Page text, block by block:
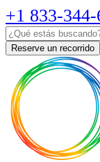
+1 833-344-
Reserve un recorrido